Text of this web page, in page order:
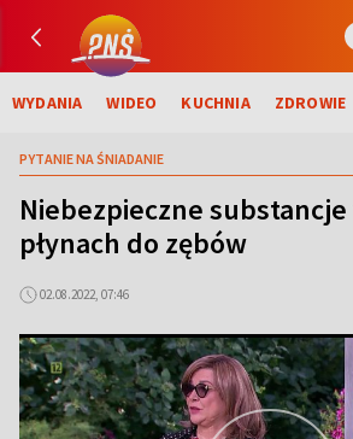
WYDANIA WIDEO KUCHNIA ZDROWIE
PYTANIE NA ŚNIADANIE
Niebezpieczne substancje
płynach do zębów
02.08.2022, 07:46